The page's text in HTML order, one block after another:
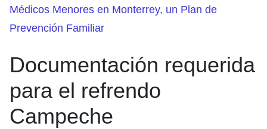
Médicos Menores en Monterrey, un Plan de
Prevención Familiar
Documentación requerida
para el refrendo
Campeche